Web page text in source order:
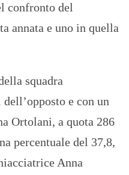
confronto del
annata e uno in quella
squadra
e con un
Ortolani, a quota 286
percentuale del 37,8,
Anna